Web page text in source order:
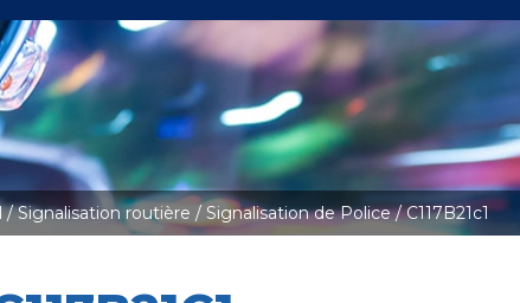
/Signalisation routière / Signalisation de Police/ C117B21c1